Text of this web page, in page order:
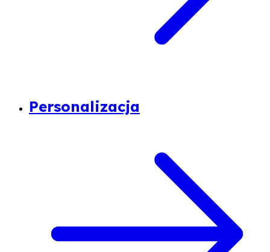
Personalizacja